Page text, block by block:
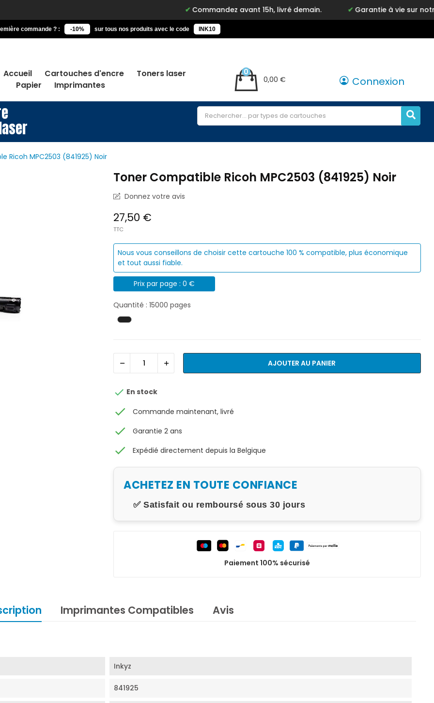
Commandez avant 15h, livré demain. Garantie à vie sur notre
commande ? : -10% sur tous nos produits avec le code INK10
Accueil Cartouches d'encre
Toners laser
Papier
Imprimantes
0,00 €
0
Connexion
Ricoh MPC2503 (841925) Noir
Toner Compatible Ricoh MPC2503 (841925) Noir
Donnez votre avis
27,50 €
TTC
Nous vous conseillons de choisir cette cartouche 100 % compatible, plus économique
et tout aussi fiable.
Prix par page : 0 €
Quantité : 15000 pages
AJOUTER AU PANIER
 En stock
check Commande maintenant, livré
check Garantie 2 ans
check Expédié directement depuis la Belgique
ACHETEZ EN TOUTE CONFIANCE
✅ Satisfait ou remboursé sous 30 jours
Paiement 100% sécurisé
Imprimantes Compatibles Avis
Inkyz
841925